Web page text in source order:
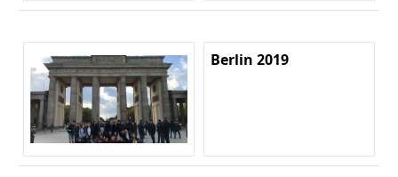
Berlin 2019